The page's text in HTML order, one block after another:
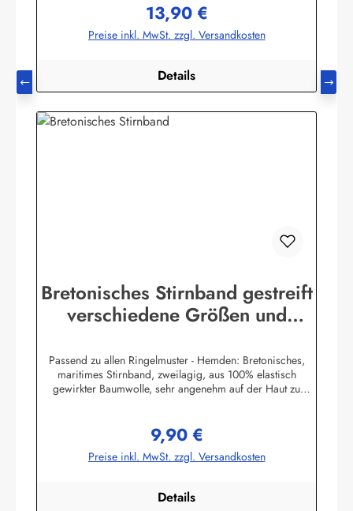
zu allen Ringelmuster - Hemden. Größe 0 - bis 46 cm
Kopfumfang (bis 18 Monate)Größe 1 - bis 52 cm
Kopfumfang (Kleinkinder)Größe 2 - bis 55 cm Kopfumfang
cm Kopfumfang Herstellerinformationen:AS
Bekleidungswerk GmbHHeglitzer Str. 1226409
Wittmundinfo@modas-bekleidung.de
Regulärer Preis:
13,90 €
Preise inkl. MwSt. zzgl. Versandkosten
Details
Bretonisches Stirnband gestreift
verschiedene Größen und
Passend zu allen Ringelmuster - Hemden: Bretonisches,
maritimes Stirnband, zweilagig, aus 100% elastisch
gewirkter Baumwolle, sehr angenehm auf der Haut zu
Wittmundinfo@modas-bekleidung.de
Regulärer Preis:
9,90 €
Preise inkl. MwSt. zzgl. Versandkosten
Details